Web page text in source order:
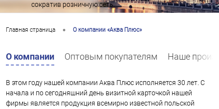
сократив розничную сеть.
Главная страница • О компании «Аква Плюс»
О компании Оптовым покупателям Наше
В этом году нашей компании Аква Плюс исполняется 30 лет. С
начала и по сегодняшний день визитной карточкой нашей
фирмы является продукция всемирно известной польской